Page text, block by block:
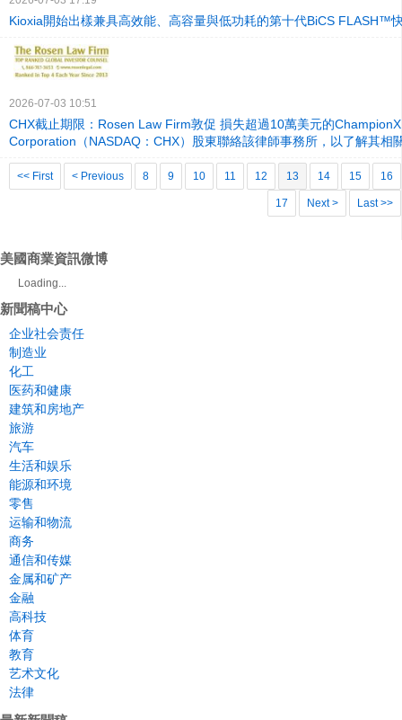
Kioxia開始出樣兼具高效能、高容量與低功耗的第十代BiCS FLASH™
2026-07-03 10:51
CHX截止期限：Rosen Law Firm敦促 損失超過10萬美元的ChampionX
Corporation（NASDAQ：CHX）股東聯絡該律師事務所，以了解其相
<< First < Previous 8 9 10 11 12 13 14 15 16
17 Next > Last >>
美國商業資訊微博
Loading...
新聞稿中心
企业社会责任
制造业
化工
医药和健康
建筑和房地产
旅游
汽车
生活和娱乐
能源和环境
零售
运输和物流
商务
通信和传媒
金属和矿产
金融
高科技
体育
教育
艺术文化
法律